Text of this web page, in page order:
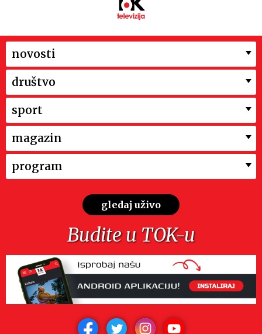
novosti
društvo
sport
magazin
program
gledaj uživo
Budite u TOK-u